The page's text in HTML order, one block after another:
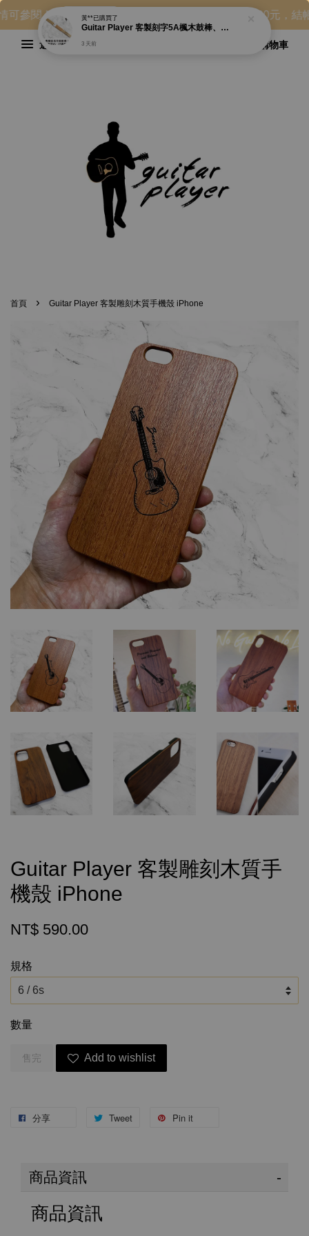
參閱 ▶ 購物說明 ✔ 新會員首購優惠，消費滿500元，結帳
選單 購物車
首頁 › Guitar Player 客製雕刻木質手機殼 iPhone
Guitar Player 客製雕刻木質手
機殼 iPhone
NT$ 590.00
規格
數量
售完 Add to wishlist
分享 Tweet Pin it
商品資訊
商品資訊
黃**已購買了
Guitar Player 客製刻字5A楓木鼓棒、7A胡桃木實木鼓棒 爵士鼓
3 天前